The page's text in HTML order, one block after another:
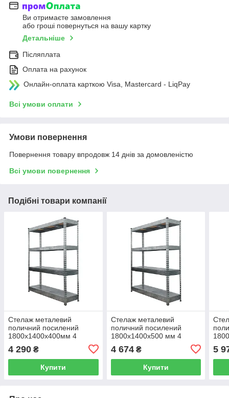
Ви отримаєте замовлення
або гроші повернуться на вашу картку
Детальніше
Післяплата
Оплата на рахунок
Онлайн-оплата карткою Visa, Mastercard - LiqPay
Всі умови оплати
Умови повернення
Повернення товару впродовж 14 днів за домовленістю
Всі умови повернення
Подібні товари компанії
Стелаж металевий
поличний посилений
1800х1400х400мм 4
полички ДСП або МЕТАЛ
400 кг на полицю
4 290 ₴
Купити
Стелаж металевий
поличний посилений
1800х1400х500 мм 4
полички ДСП або МЕТАЛ
400 кг на полицю
4 674₴
Купити
400
5